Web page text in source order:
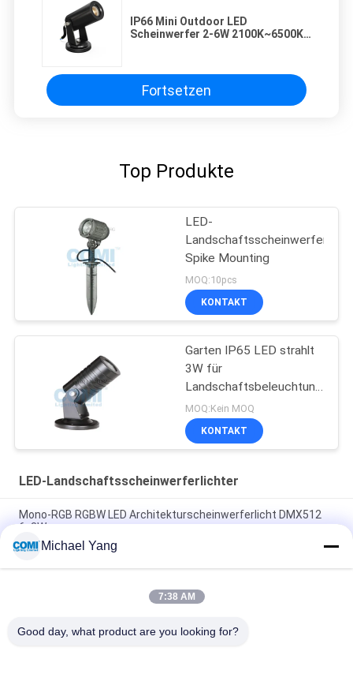
IP66 Mini Outdoor LED
Scheinwerfer 2-6W 2100K~6500K
Fortsetzen
Top Produkte
LED-
Spike Mounting
MOQ:10pcs
KONTAKT
Garten IP65 LED strahlt
3W für
Landschaftsbeleuchtung
im Freien oder
Innenbeleuchtung an
MOQ:Kein MOQ
KONTAKT
LED-Landschaftsscheinwerferlichter
Mono-RGB RGBW LED Architekturscheinwerferlicht DMX512
6x3W
Scheinwerfer
Scheinwerferlichter CREE IP65 LED 24VDC 12x3W
Michael Yang
7:38 AM
Good day, what product are you looking for?